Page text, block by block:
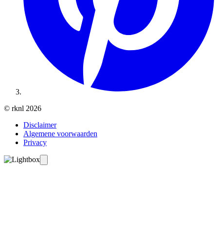
© rknl 2026
Disclaimer
Algemene voorwaarden
Privacy